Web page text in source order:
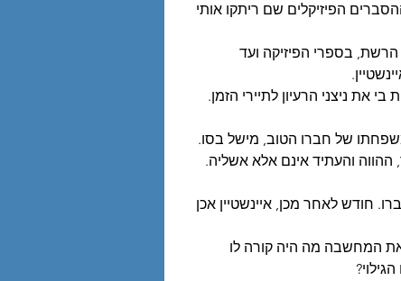
הפיזיקלים שם ריתקו אותי
בספרי הפיזיקה ועד
את ניצני הרעיון לתיירי הזמן.
של חברו הטוב, מישל בסו.
והעתיד אינם אלא אשליה.
חודש לאחר מכן, איינשטיין אכן
המחשבה מה היה קורה לו